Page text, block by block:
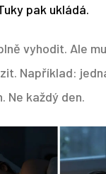
pak ukládá.
vyhodit. Ale
Například:
Ne každý den.